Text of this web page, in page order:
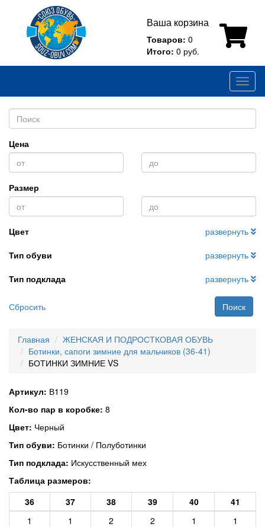
Ваша корзина
Товаров: 0
Итого: 0 руб.
Цена
Размер
Цвет
развернуть
Тип обуви
развернуть
Тип подклада
развернуть
Сбросить Поиск
Главная
ЖЕНСКАЯ И ПОДРОСТКОВАЯ ОБУВЬ
Ботинки, сапоги зимние для мальчиков (36-41)
БОТИНКИ ЗИМНИЕ VS
Артикул: В119
Кол-во пар в коробке: 8
Цвет: Черный
Тип обуви: Ботинки / Полуботинки
Тип подклада: Искусственный мех
Таблица размеров:
36
37 38 39 40
41
1
1 2 2 1 1